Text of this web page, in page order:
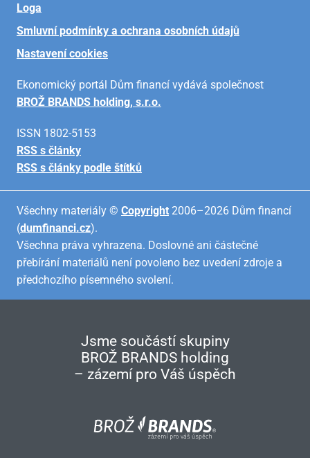
Loga
Smluvní podmínky a ochrana osobních údajů
Nastavení cookies
Ekonomický portál Dům financí vydává společnost
BROŽ BRANDS holding, s.r.o.
ISSN 1802-5153
RSS s články
RSS s články podle štítků
Všechny materiály © Copyright 2006–2026 Dům financí
(dumfinanci.cz).
Všechna práva vyhrazena. Doslovné ani částečné
přebírání materiálů není povoleno bez uvedení zdroje a
předchozího písemného svolení.
Jsme součástí skupiny
BROŽ BRANDS holding
– zázemí pro Váš úspěch